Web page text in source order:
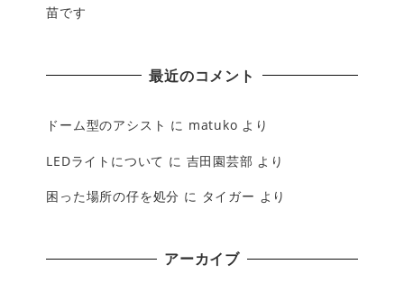
苗です
最近のコメント
ドーム型のアシスト に matuko より
LEDライトについて に 吉田園芸部 より
困った場所の仔を処分 に タイガー より
アーカイブ